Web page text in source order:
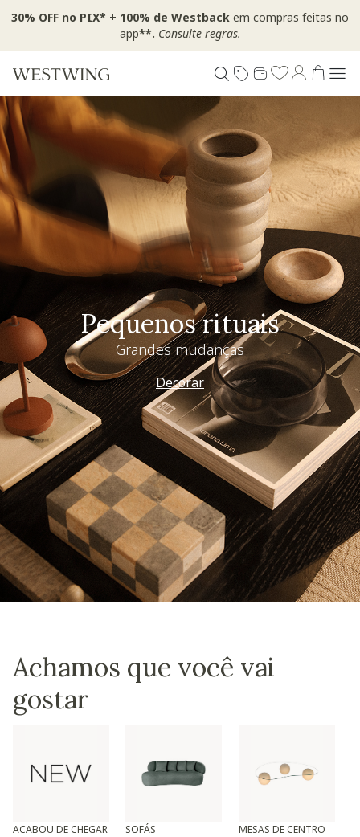
30% OFF no PIX* + 100% de Westback em compras feitas no
app**. Consulte regras.
Pequenos rituais
Grandes mudanças
Decorar
Achamos que você vai
gostar
ACABOU DE CHEGAR SOFÁS MESAS DE CENTRO